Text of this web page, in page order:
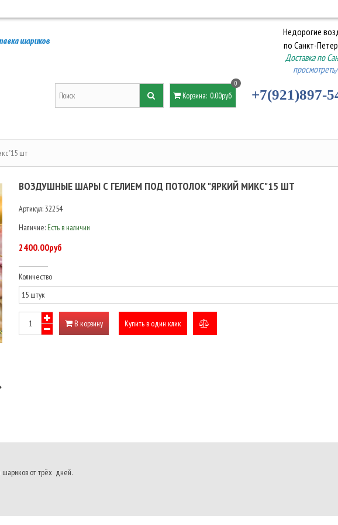
Недорогие
по Санкт-
Доставка по
Корзина:
0
0.00руб +7(921)897-
шт
ВОЗДУШНЫЕ ШАРЫ С ГЕЛИЕМ ПОД ПОТОЛОК "ЯРКИЙ МИКС"15 ШТ
Артикул:32254
Наличие: Есть в наличии
2400.00руб
Количество
В корзину Купить в один клик
шариков от трёх дней.